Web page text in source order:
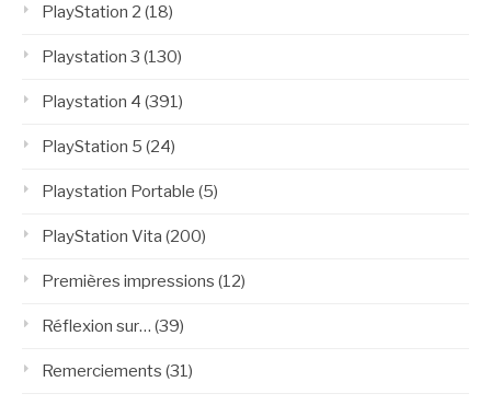
PlayStation 2 (18)
Playstation 3 (130)
Playstation 4 (391)
PlayStation 5 (24)
Playstation Portable (5)
PlayStation Vita (200)
Premières impressions (12)
Réflexion sur… (39)
Remerciements (31)